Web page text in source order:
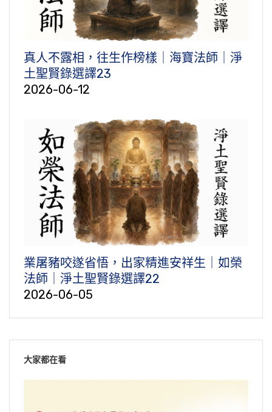
真人不露相，往生作榜樣｜海寶法師｜淨
土聖賢錄選譯23
2026-06-12
業屠豬咬遂省悟，出家精進安祥生｜如榮
法師｜淨土聖賢錄選譯22
2026-06-05
大家都在看